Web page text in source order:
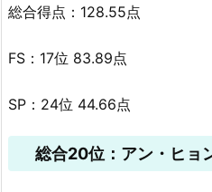
総合得点：128.55点
FS：17位 83.89点
SP：24位 44.66点
総合20位：アン・ヒョ